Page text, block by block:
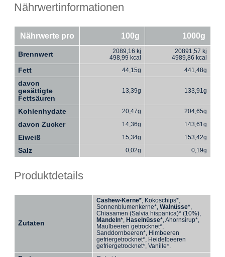
Nährwertinformationen
Nährwerte pro 100g 1000g
Brennwert
2089,16 kj
498,99 kcal
20891,57 kj
4989,86 kcal
Fett 44,15g 441,48g
davon
gesättigte
Fettsäuren
13,39g 133,91g
Kohlenhydate 20,47g 204,65g
davon Zucker 14,36g 143,61g
Eiweiß 15,34g 153,42g
Salz 0,02g 0,19g
Produktdetails
Zutaten
Cashew-Kerne*, Kokoschips*,
Sonnenblumenkerne*, Walnüsse*,
Chiasamen (Salvia hispanica)* (10%),
Mandeln*, Haselnüsse*, Ahornsirup*,
Maulbeeren getrocknet*,
Sanddornbeeren*, Himbeeren
gefriergetrocknet*, Heidelbeeren
gefriergetrocknet*, Vanille*.